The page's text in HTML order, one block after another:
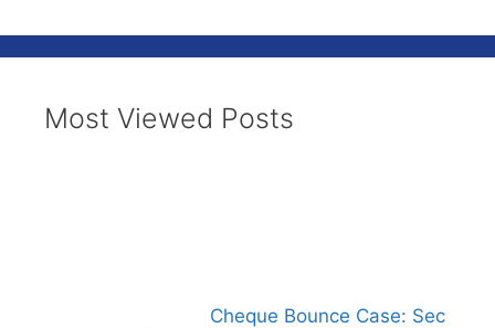
Most Viewed Posts
Cheque Bounce Case: Sec